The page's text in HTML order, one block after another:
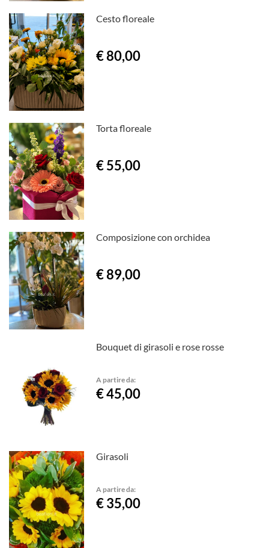
Cesto floreale
€ 80,00
Torta floreale
€ 55,00
Composizione con orchidea
€ 89,00
Bouquet di girasoli e rose rosse
A partire da:
€ 45,00
Girasoli
A partire da:
€ 35,00